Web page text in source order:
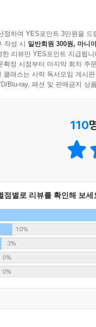
정하여 YES포인트 3만원을 드
작성 시 일반회원 300원, 마니
리뷰만 YES포인트 지급됩니
확정 시점부터 마지막 회차 주
클래스는 사락 독서모임 게시
Blu-ray, 패션 및 판매금지 상
110
점별로 리뷰를 확인해 보세
10%
3%
0%
0%